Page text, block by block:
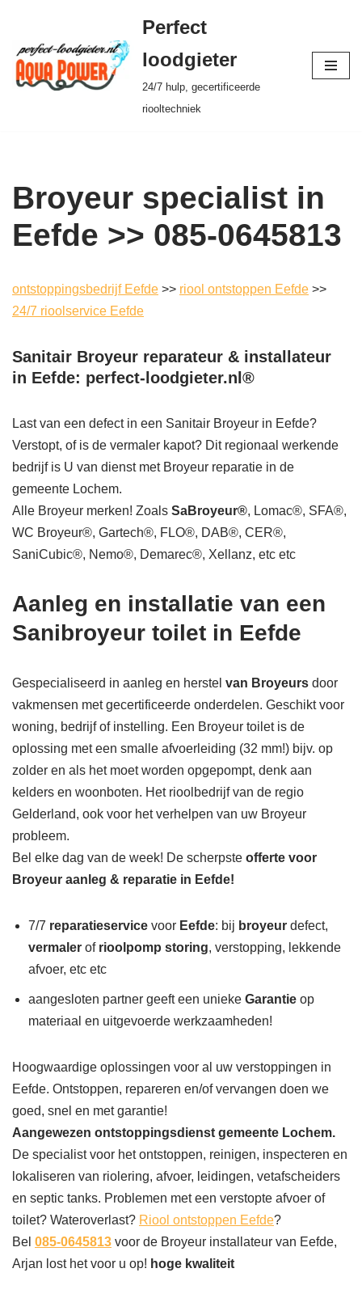
Ga
naar
de
Perfect
loodgieter
24/7 hulp, gecertificeerde
riooltechniek
Broyeur specialist in
Eefde >> 085-0645813
ontstoppingsbedrijf Eefde >> riool ontstoppen Eefde >>
24/7 rioolservice Eefde
Sanitair Broyeur reparateur & installateur
in Eefde: perfect-loodgieter.nl®
Last van een defect in een Sanitair Broyeur in Eefde?
Verstopt, of is de vermaler kapot? Dit regionaal werkende
bedrijf is U van dienst met Broyeur reparatie in de
gemeente Lochem.
Alle Broyeur merken! Zoals SaBroyeur®, Lomac®, SFA®,
WC Broyeur®, Gartech®, FLO®, DAB®, CER®,
SaniCubic®, Nemo®, Demarec®, Xellanz, etc etc
Aanleg en installatie van een
Sanibroyeur toilet in Eefde
Gespecialiseerd in aanleg en herstel van Broyeurs door
vakmensen met gecertificeerde onderdelen. Geschikt voor
woning, bedrijf of instelling. Een Broyeur toilet is de
oplossing met een smalle afvoerleiding (32 mm!) bijv. op
zolder en als het moet worden opgepompt, denk aan
kelders en woonboten. Het rioolbedrijf van de regio
Gelderland, ook voor het verhelpen van uw Broyeur
probleem.
Bel elke dag van de week! De scherpste offerte voor
Broyeur aanleg & reparatie in Eefde!
7/7 reparatieservice voor Eefde: bij broyeur defect,
vermaler of rioolpomp storing, verstopping, lekkende
afvoer, etc etc
aangesloten partner geeft een unieke Garantie op
materiaal en uitgevoerde werkzaamheden!
Hoogwaardige oplossingen voor al uw verstoppingen in
Eefde. Ontstoppen, repareren en/of vervangen doen we
goed, snel en met garantie!
Aangewezen ontstoppingsdienst gemeente Lochem.
De specialist voor het ontstoppen, reinigen, inspecteren en
lokaliseren van riolering, afvoer, leidingen, vetafscheiders
en septic tanks. Problemen met een verstopte afvoer of
toilet? Wateroverlast? Riool ontstoppen Eefde?
Bel 085-0645813 voor de Broyeur installateur van Eefde,
Arjan lost het voor u op! hoge kwaliteit